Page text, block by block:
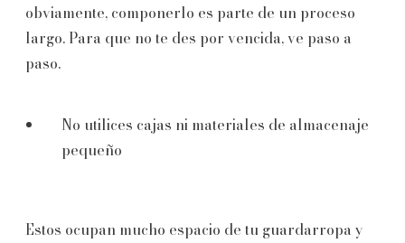
obviamente, componerlo es parte de un proceso
largo. Para que no te des por vencida, ve paso a
paso.
No utilices cajas ni materiales de almacenaje
pequeño
Estos ocupan mucho espacio de tu guardarropa y